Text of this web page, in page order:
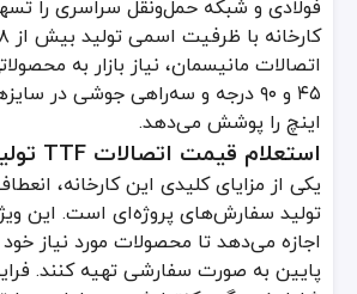
فولادی و شبکه حمل‌ونقل سراسری را
اتصالات مانیسمان، نیاز بازار به
اینچ را پوشش می‌دهد.
استعلام قیمت اتصالات TTF تولید داخل
یکی از مزایای کلیدی این کارخانه،
تولید سفارش‌های پروژه‌ای است. این
اجازه می‌دهد تا محصولات مورد نیاز خود
پایین به صورت سفارشی تهیه کنند.